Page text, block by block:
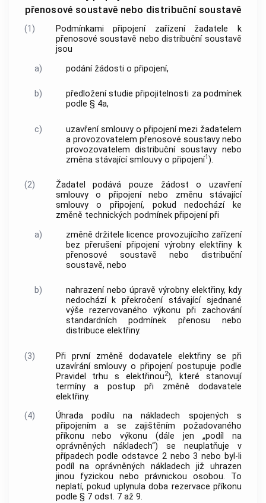
přenosové soustavě nebo distribuční soustavě
(1)
Podmínkami připojení zařízení žadatele k
přenosové soustavě nebo distribuční soustavě
jsou
a)
podání žádosti o připojení,
b)
předložení studie připojitelnosti za podmínek
podle § 4a,
c)
uzavření smlouvy o připojení mezi žadatelem
a provozovatelem přenosové soustavy nebo
provozovatelem distribuční soustavy nebo
změna stávající smlouvy o připojení1).
(2)
Žadatel podává pouze žádost o uzavření
smlouvy o připojení nebo změnu stávající
smlouvy o připojení, pokud nedochází ke
změně technických podmínek připojení při
a)
změně držitele licence provozujícího zařízení
bez přerušení připojení výrobny elektřiny k
přenosové soustavě nebo distribuční
soustavě, nebo
b)
nahrazení nebo úpravě výrobny elektřiny, kdy
nedochází k překročení stávající sjednané
výše rezervovaného výkonu při zachování
standardních podmínek přenosu nebo
distribuce elektřiny.
(3)
Při první změně dodavatele elektřiny se při
uzavírání smlouvy o připojení postupuje podle
Pravidel trhu s elektřinou2), které stanovují
termíny a postup při změně dodavatele
elektřiny.
(4)
Úhrada podílu na nákladech spojených s
připojením a se zajištěním požadovaného
příkonu nebo výkonu (dále jen „podíl na
oprávněných nákladech“) se neuplatňuje v
případech podle odstavce 2 nebo 3 nebo byl-li
podíl na oprávněných nákladech již uhrazen
jinou fyzickou nebo právnickou osobou. To
neplatí, pokud uplynula doba rezervace příkonu
podle § 7 odst. 7 až 9.